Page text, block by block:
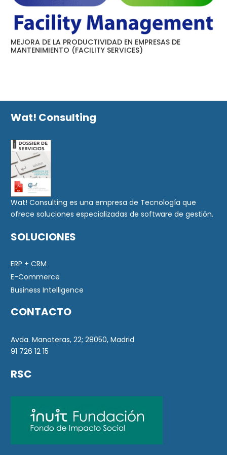
MEJORA DE LA PRODUCTIVIDAD EN EMPRESAS DE
MANTENIMIENTO (FACILITY SERVICES)
Wat! Consulting
Wat! Consulting es una empresa de Tecnología que
ofrece soluciones especializadas de software de gestión.
SOLUCIONES
ERP + CRM
E-Commerce
Business Intelligence
CONTACTO
Avda. Manoteras, 22; 28050, Madrid
91 726 12 15
RSC